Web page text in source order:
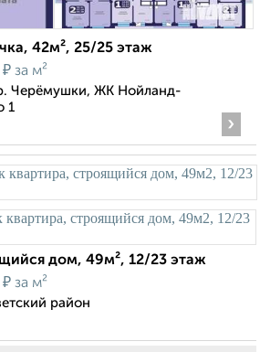
42м², 25/25 этаж
₽ за м²
Черёмушки, ЖК Нойланд-
1
›
дом, 49м², 12/23 этаж
₽ за м²
район